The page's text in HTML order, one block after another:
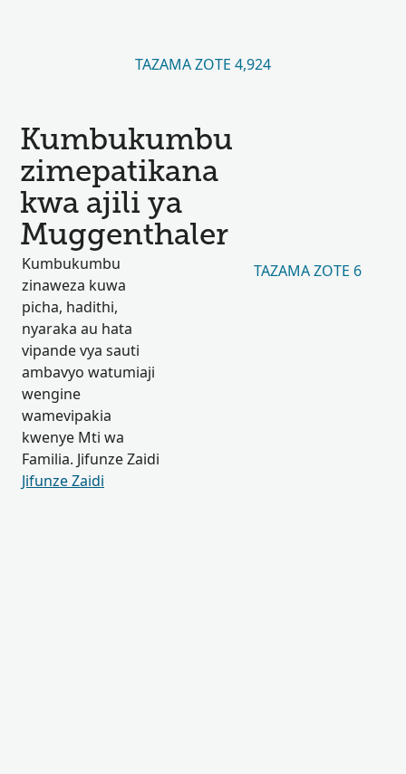
TAZAMA ZOTE 4,924
Kumbukumbu
zimepatikana
kwa ajili ya
Muggenthaler
Kumbukumbu
zinaweza kuwa
picha, hadithi,
nyaraka au hata
vipande vya sauti
ambavyo watumiaji
wengine
wamevipakia
kwenye Mti wa
Familia. Jifunze Zaidi
Jifunze Zaidi
TAZAMA ZOTE 6